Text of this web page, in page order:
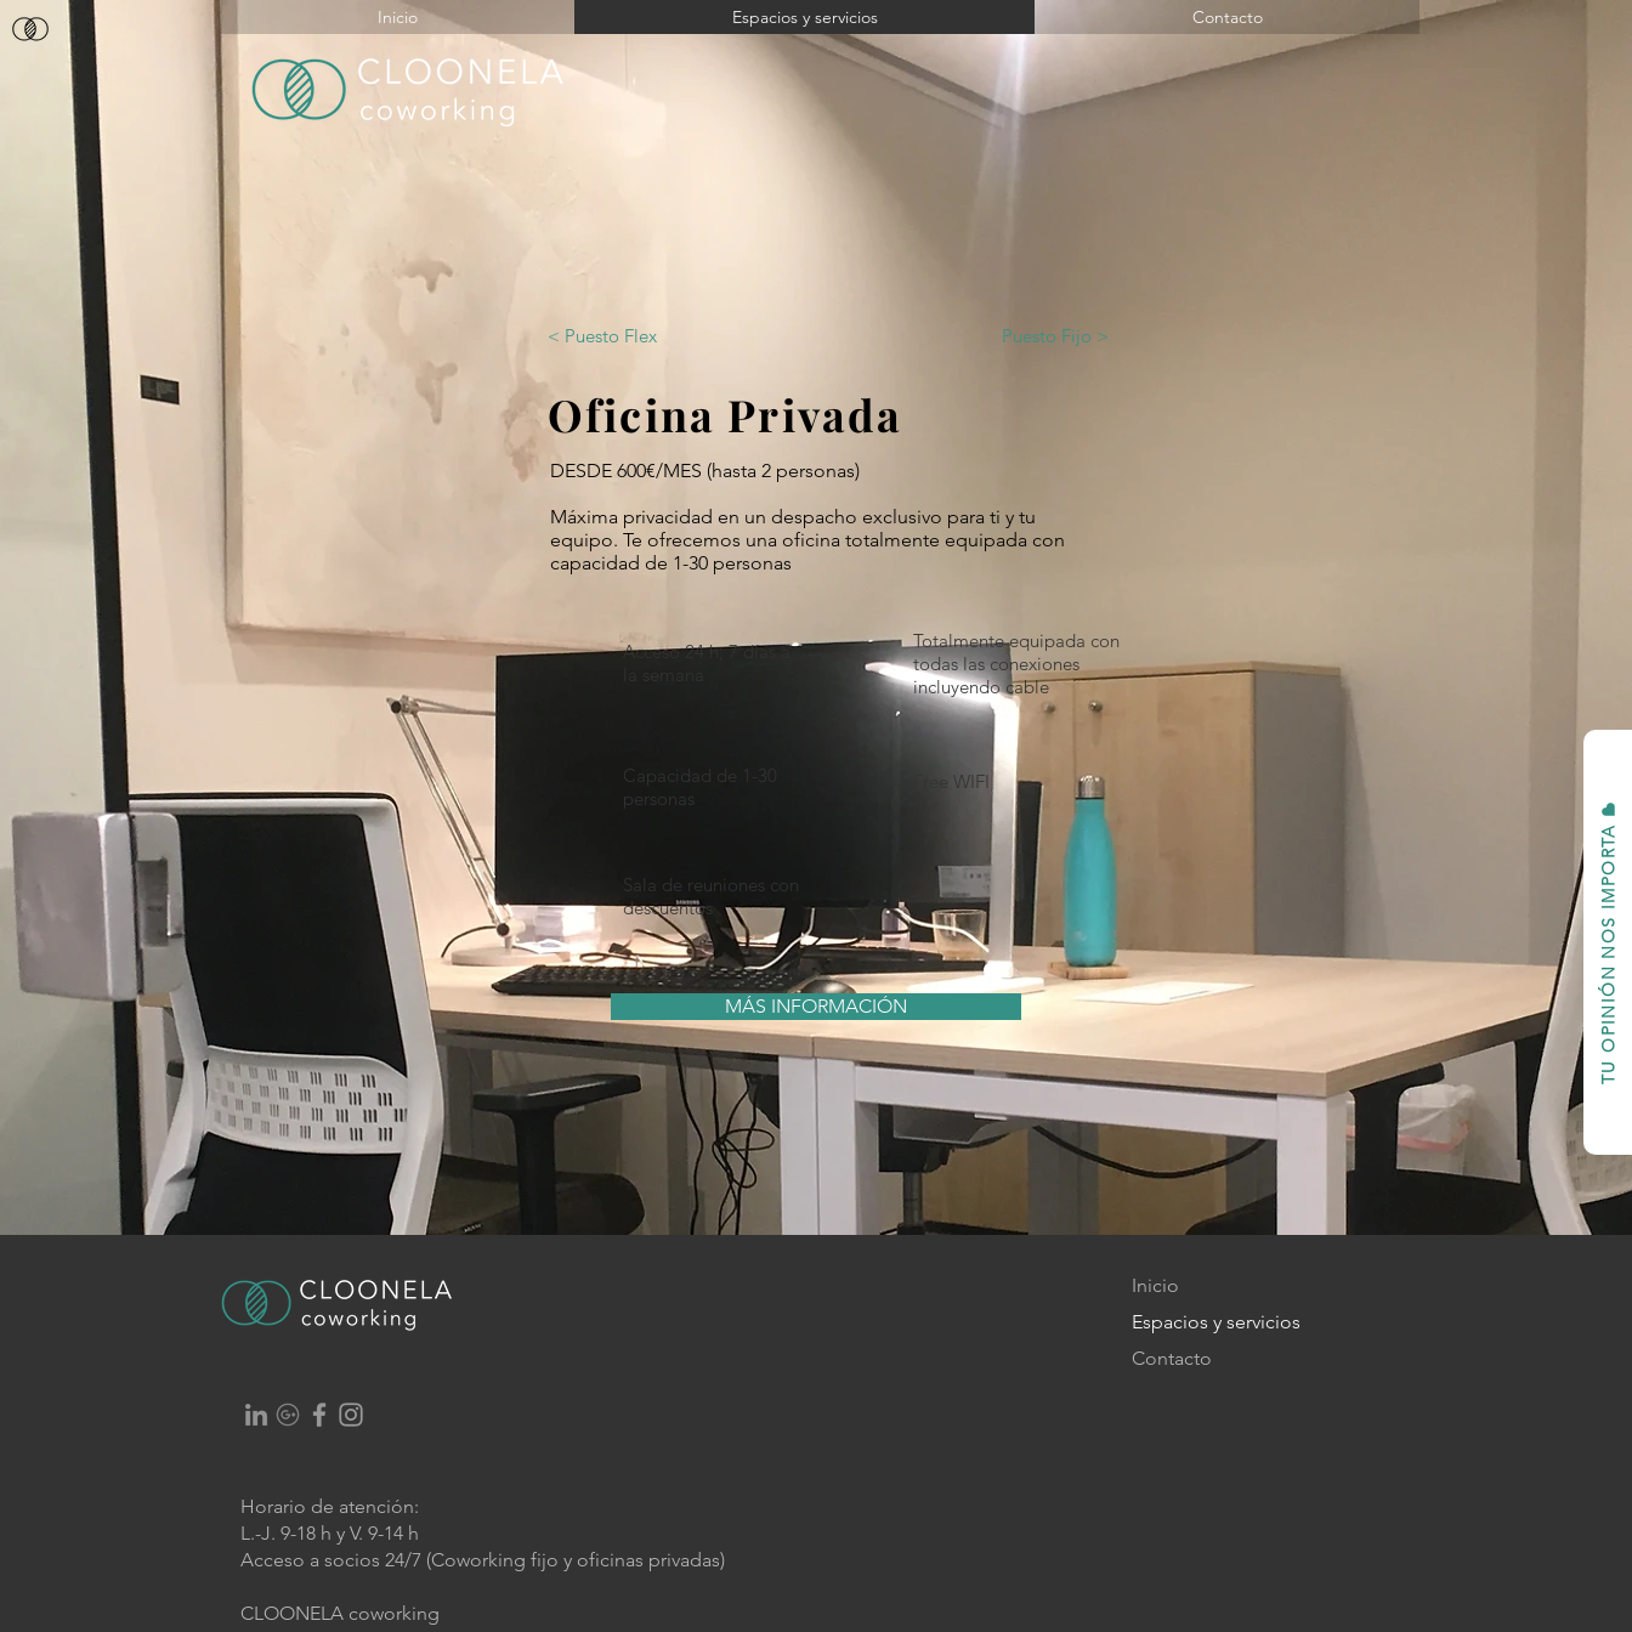
Inicio Espacios y servicios Contacto
TU OPINIÓN NOS IMPORTA
< Puesto Flex Puesto Fijo >
Oficina Privada
DESDE 600€/MES (hasta 2 personas)
Máxima privacidad en un despacho exclusivo para ti y tu
equipo. Te ofrecemos una oficina totalmente equipada con
capacidad de 1-30 personas
Acceso 24 h, 7 días a
Totalmente equipada con
todas las conexiones
incluyendo cable
Capacidad de 1-30
personas
Free WIFI
Sala de reuniones con
descuentos
MÁS INFORMACIÓN
Inicio
Espacios y servicios
Contacto
Horario de atención:
L.-J. 9-18 h y V. 9-14 h
Acceso a socios 24/7 (Coworking fijo y oficinas privadas)
CLOONELA coworking